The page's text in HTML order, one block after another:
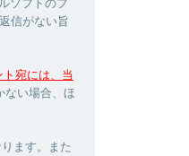
ソフトのフ
信がない旨
宛には、当
ない場合、ほ
ます。また